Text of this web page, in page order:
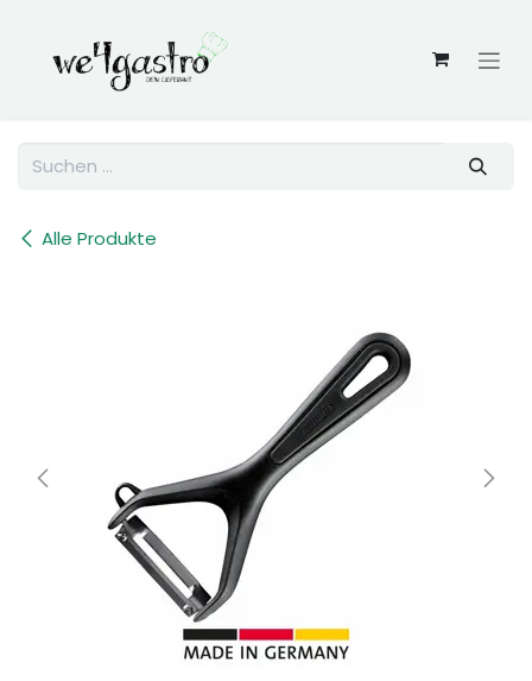
Alle Produkte